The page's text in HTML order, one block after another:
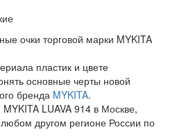
очки торговой марки MYKITA
пластик и цвете
основные черты новой
бренда MYKITA.
LUAVA 914 в Москве,
другом регионе России по